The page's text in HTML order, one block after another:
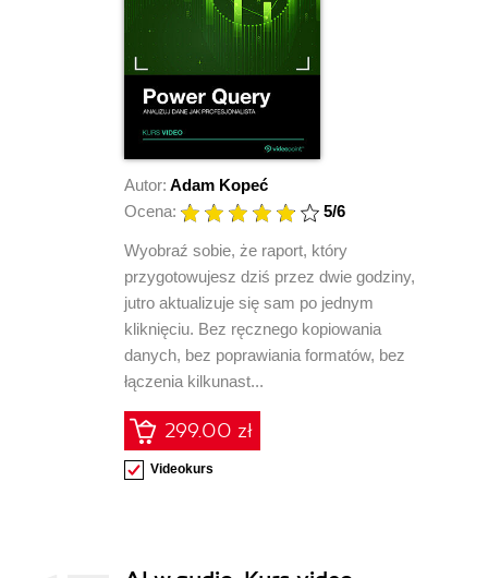
Autor: Adam Kopeć
Ocena:
5/6
Wyobraź sobie, że raport, który
przygotowujesz dziś przez dwie godziny,
jutro aktualizuje się sam po jednym
kliknięciu. Bez ręcznego kopiowania
danych, bez poprawiania formatów, bez
łączenia kilkunast...
299.00 zł
Videokurs